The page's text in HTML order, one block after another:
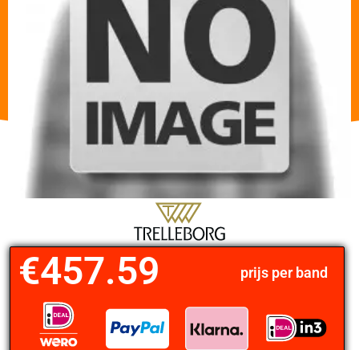
prijs per band
€457.59